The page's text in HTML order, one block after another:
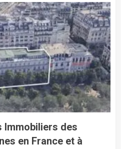
Immobiliers des
en France et à